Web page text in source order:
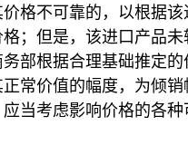
不可靠的，以根据该
；但是，该进口产品
部根据合理基础推定的
价值的幅度，为倾销
考虑影响价格的各种